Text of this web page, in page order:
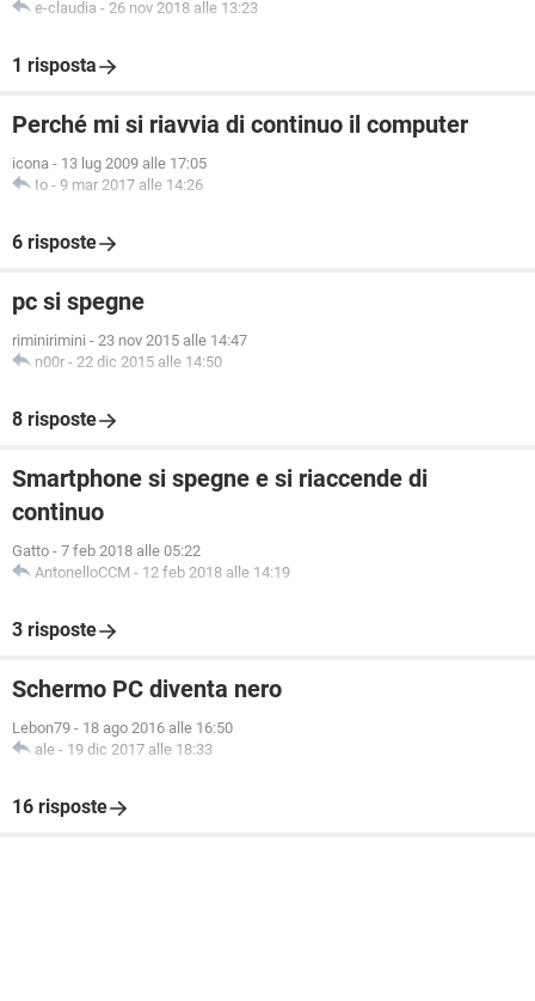
e-claudia - 26 nov 2018 alle 13:23
1 risposta
Perché mi si riavvia di continuo il computer
icona - 13 lug 2009 alle 17:05
Io - 9 mar 2017 alle 14:26
6 risposte
pc si spegne
riminirimini - 23 nov 2015 alle 14:47
n00r - 22 dic 2015 alle 14:50
8 risposte
Smartphone si spegne e si riaccende di
continuo
Gatto - 7 feb 2018 alle 05:22
AntonelloCCM - 12 feb 2018 alle 14:19
3 risposte
Schermo PC diventa nero
Lebon79 - 18 ago 2016 alle 16:50
ale - 19 dic 2017 alle 18:33
16 risposte